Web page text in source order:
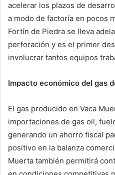
acelerar los plazos de
a modo de factoría en pocos
Fortín de Piedra se lleva
perforación y es el primer
involucrar tantos equipos
Impacto económico del gas
El gas producido en Vaca
importaciones de gas oil,
generando un ahorro fiscal
positivo en la balanza
Muerta también permitirá